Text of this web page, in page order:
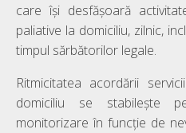
care îşi desfăşoară
paliative la domiciliu, zilnic,
timpul sărbătorilor legale.
Ritmicitatea acordării
domiciliu se stabileşte
monitorizare în funcţie de